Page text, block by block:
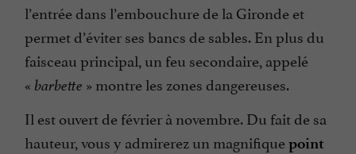
l’entrée dans l’embouchure de la Gironde et
permet d’éviter ses bancs de sables. En plus du
faisceau principal, un feu secondaire, appelé
« barbette » montre les zones dangereuses.
Il est ouvert de février à novembre. Du fait de sa
hauteur, vous y admirerez un magnifiquepoint